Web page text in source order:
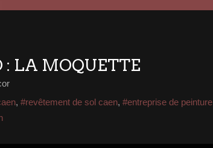
: LA MOQUETTE
, #revêtement de sol caen, #entreprise de peinture